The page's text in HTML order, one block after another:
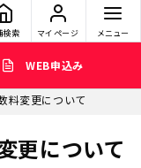
検索 マイページ メニュー
WEB申込み
料変更について
更について